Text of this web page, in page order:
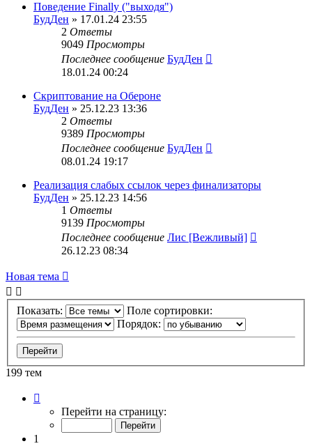
Поведение Finally ("выходя")
БудДен » 17.01.24 23:55
2 Ответы
9049 Просмотры
Последнее сообщение БудДен
18.01.24 00:24
Скриптование на Обероне
БудДен » 25.12.23 13:36
2 Ответы
9389 Просмотры
Последнее сообщение БудДен
08.01.24 19:17
Реализация слабых ссылок через финализаторы
БудДен » 25.12.23 14:56
1 Ответы
9139 Просмотры
Последнее сообщение Лис [Вежливый]
26.12.23 08:34
Новая тема
Показать:
Поле сортировки:
Порядок:
199 тем
Перейти на страницу:
1